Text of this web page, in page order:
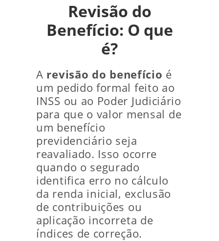
Revisão do
Benefício: O que
é?
A revisão do benefício é
um pedido formal feito ao
INSS ou ao Poder Judiciário
para que o valor mensal de
um benefício
previdenciário seja
reavaliado. Isso ocorre
quando o segurado
identifica erro no cálculo
da renda inicial, exclusão
de contribuições ou
aplicação incorreta de
índices de correção.